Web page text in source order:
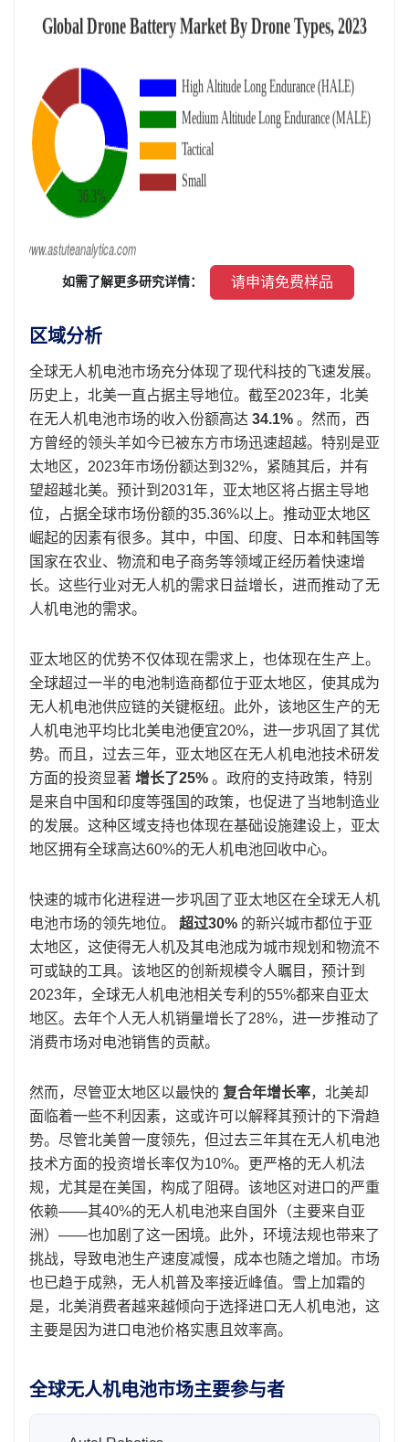
如需了解更多研究详情： 请申请免费样品
区域分析
全球无人机电池市场充分体现了现代科技的飞速发展。
历史上，北美一直占据主导地位。截至2023年，北美
在无人机电池市场的收入份额高达 34.1% 。然而，西
方曾经的领头羊如今已被东方市场迅速超越。特别是亚
太地区，2023年市场份额达到32%，紧随其后，并有
望超越北美。预计到2031年，亚太地区将占据主导地
位，占据全球市场份额的35.36%以上。推动亚太地区
崛起的因素有很多。其中，中国、印度、日本和韩国等
国家在农业、物流和电子商务等领域正经历着快速增
长。这些行业对无人机的需求日益增长，进而推动了无
人机电池的需求。
亚太地区的优势不仅体现在需求上，也体现在生产上。
全球超过一半的电池制造商都位于亚太地区，使其成为
无人机电池供应链的关键枢纽。此外，该地区生产的无
人机电池平均比北美电池便宜20%，进一步巩固了其优
势。而且，过去三年，亚太地区在无人机电池技术研发
方面的投资显著 增长了25% 。政府的支持政策，特别
是来自中国和印度等强国的政策，也促进了当地制造业
的发展。这种区域支持也体现在基础设施建设上，亚太
地区拥有全球高达60%的无人机电池回收中心。
快速的城市化进程进一步巩固了亚太地区在全球无人机
电池市场的领先地位。 超过30% 的新兴城市都位于亚
太地区，这使得无人机及其电池成为城市规划和物流不
可或缺的工具。该地区的创新规模令人瞩目，预计到
2023年，全球无人机电池相关专利的55%都来自亚太
地区。去年个人无人机销量增长了28%，进一步推动了
消费市场对电池销售的贡献。
然而，尽管亚太地区以最快的 复合年增长率，北美却
面临着一些不利因素，这或许可以解释其预计的下滑趋
势。尽管北美曾一度领先，但过去三年其在无人机电池
技术方面的投资增长率仅为10%。更严格的无人机法
规，尤其是在美国，构成了阻碍。该地区对进口的严重
依赖——其40%的无人机电池来自国外（主要来自亚
洲）——也加剧了这一困境。此外，环境法规也带来了
挑战，导致电池生产速度减慢，成本也随之增加。市场
也已趋于成熟，无人机普及率接近峰值。雪上加霜的
是，北美消费者越来越倾向于选择进口无人机电池，这
主要是因为进口电池价格实惠且效率高。
全球无人机电池市场主要参与者